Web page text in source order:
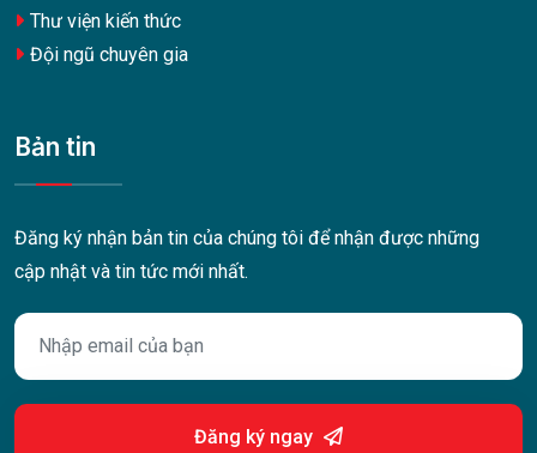
Thư viện kiến thức
Đội ngũ chuyên gia
Bản tin
Đăng ký nhận bản tin của chúng tôi để nhận được những
cập nhật và tin tức mới nhất.
Đăng ký ngay